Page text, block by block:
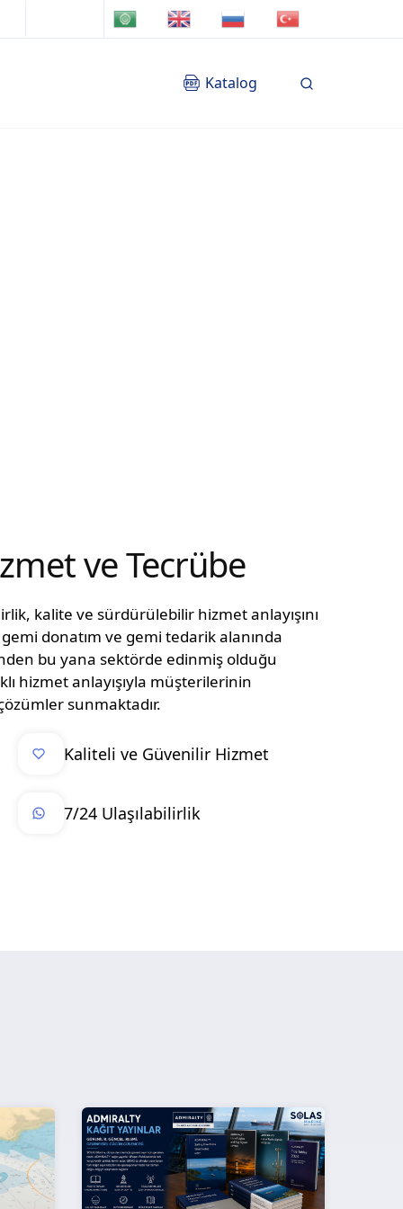
Katalog
ve Tecrübe
kalite ve sürdürülebilir hizmet anlayışını
donatım ve gemi tedarik alanında
bu yana sektörde edinmiş olduğu
hizmet anlayışıyla müşterilerinin
sunmaktadır.
Kaliteli ve Güvenilir Hizmet
7/24 Ulaşılabilirlik